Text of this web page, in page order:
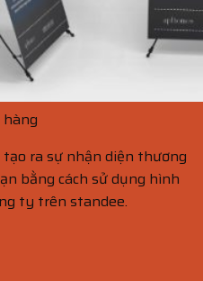
ra sự nhận diện thương
bằng cách sử dụng hình
ty trên standee.